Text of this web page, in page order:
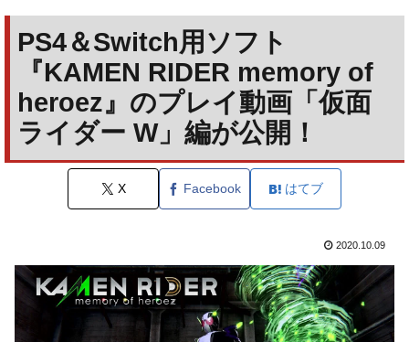
PS4＆Switch用ソフト
『KAMEN RIDER memory of
heroez』のプレイ動画「仮面
ライダー W」編が公開！
X Facebook はてブ
2020.10.09